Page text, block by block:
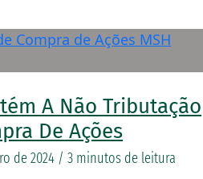
A Não Tributação
De Ações
de 2024 /3 minutos de leitura